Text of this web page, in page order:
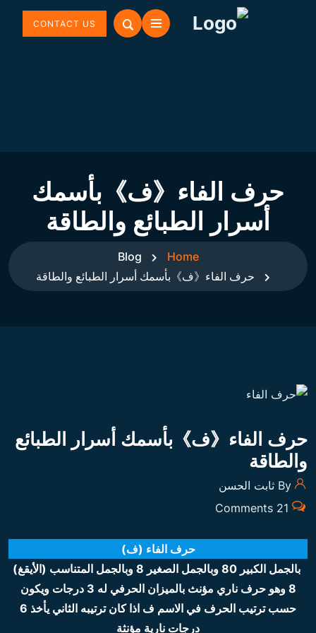
CONTACT US
حرف الفاء《ف》بأسمك
أسرار الطبائع والطاقة
Home
Blog
حرف الفاء《ف》بأسمك أسرار الطبائع والطاقة
حرف الفاء《ف》بأسمك أسرار الطبائع
والطاقة
21 Comments
حرف الفاء (ف)
بالجمل الكبير 80 وبالجمل الصغير 8 وبالجمل المتناسب (الأيقغ)
8 وهو حرف ناري مؤنث بالميزان الحرفي له 3 درجات ويكون
حسب ترتيب الحرف في الاسم ف اذا كان ترتيبه الثاني يأخذ 6
درجات نارية مؤنثة